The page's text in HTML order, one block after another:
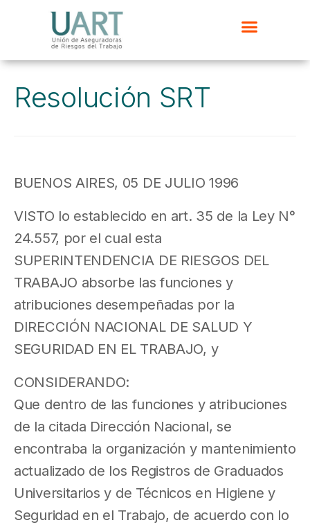
Resolución SRT
BUENOS AIRES, 05 DE JULIO 1996
VISTO lo establecido en art. 35 de la Ley N°
24.557, por el cual esta
SUPERINTENDENCIA DE RIESGOS DEL
TRABAJO absorbe las funciones y
atribuciones desempeñadas por la
DIRECCIÓN NACIONAL DE SALUD Y
SEGURIDAD EN EL TRABAJO, y
CONSIDERANDO:
Que dentro de las funciones y atribuciones
de la citada Dirección Nacional, se
encontraba la organización y mantenimiento
actualizado de los Registros de Graduados
Universitarios y de Técnicos en Higiene y
Seguridad en el Trabajo, de acuerdo con lo